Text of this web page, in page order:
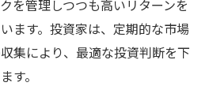
地域経済に果たす役割
支える貴金属加工技術
を管理しつつも高いリターンを
ます。投資家は、定期的な市場
集により、最適な投資判断を下
す。